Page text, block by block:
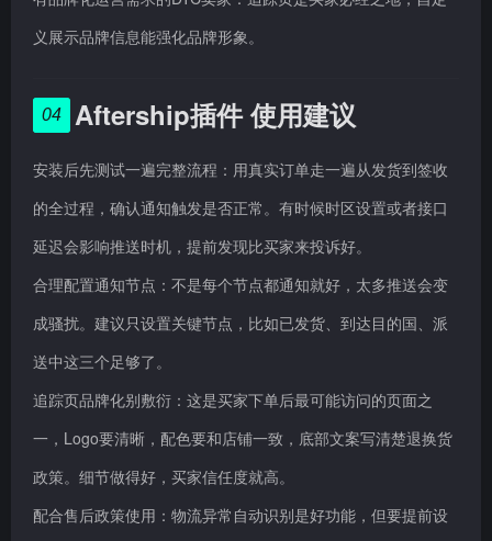
义展示品牌信息能强化品牌形象。
04 Aftership插件 使用建议
安装后先测试一遍完整流程：用真实订单走一遍从发货到签收
的全过程，确认通知触发是否正常。有时候时区设置或者接口
延迟会影响推送时机，提前发现比买家来投诉好。
合理配置通知节点：不是每个节点都通知就好，太多推送会变
成骚扰。建议只设置关键节点，比如已发货、到达目的国、派
送中这三个足够了。
追踪页品牌化别敷衍：这是买家下单后最可能访问的页面之
一，Logo要清晰，配色要和店铺一致，底部文案写清楚退换货
政策。细节做得好，买家信任度就高。
配合售后政策使用：物流异常自动识别是好功能，但要提前设